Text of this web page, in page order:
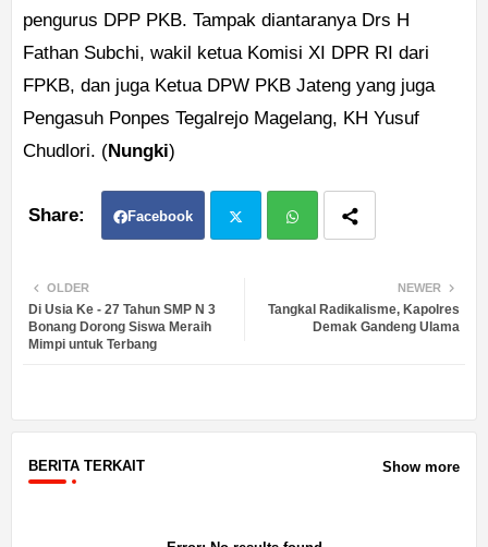
pengurus DPP PKB. Tampak diantaranya Drs H
Fathan Subchi, wakil ketua Komisi XI DPR RI dari
FPKB, dan juga Ketua DPW PKB Jateng yang juga
Pengasuh Ponpes Tegalrejo Magelang, KH Yusuf
Chudlori. (Nungki)
Facebook
atsa
NEWER
Tangkal Radikalisme, Kapolres
Demak Gandeng Ulama
OLDER
Di Usia Ke - 27 Tahun SMP N 3
Bonang Dorong Siswa Meraih
Mimpi untuk Terbang
BERITA TERKAIT Show more